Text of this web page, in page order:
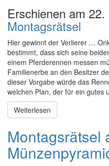
Erschienen am
Montagsrätsel
Hier gewinnt der Verlierer …
bestimmt, dass sich seine
einem Pferderennen messen
Familienerbe an den Besitzer
dieser Vorgabe würde das
welchen Plan, der für ein gutes
Weiterlesen
Montagsrätsel